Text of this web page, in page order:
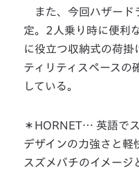
また、今回ハザード
定。2人乗り時に便利
に役立つ収納式の荷掛
ティリティスペースの
している。
＊HORNET… 英語で
デザインの力強さと軽
スズメバチのイメージ